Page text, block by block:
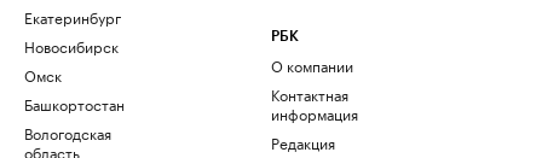
Екатеринбург
Новосибирск
Омск
Башкортостан
Вологодская
область
РБК
О компании
Контактная
информация
Редакция